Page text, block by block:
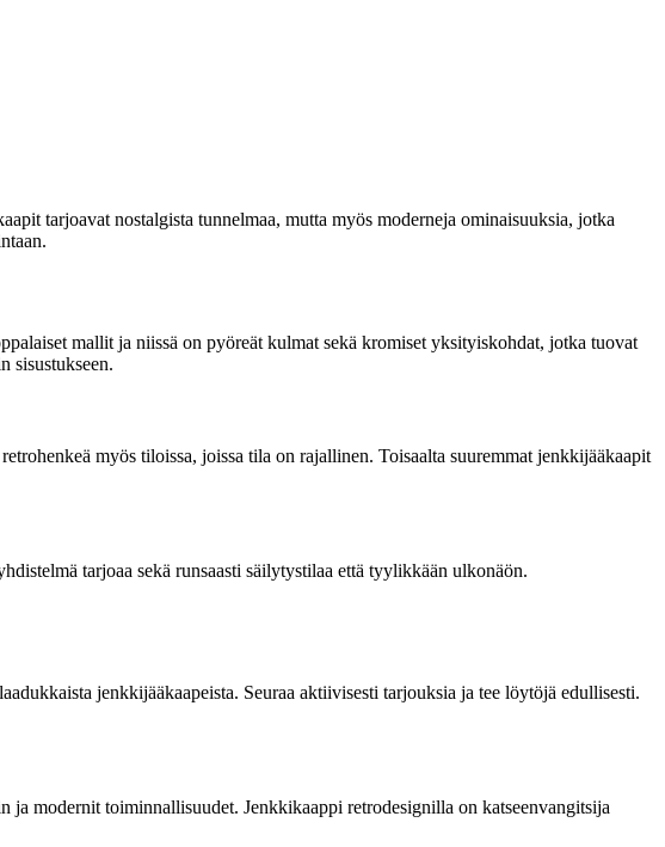
tarjoavat nostalgista tunnelmaa, mutta myös moderneja ominaisuuksia, jotka
mallit ja niissä on pyöreät kulmat sekä kromiset yksityiskohdat, jotka tuovat
sisustukseen.
myös tiloissa, joissa tila on rajallinen. Toisaalta suuremmat jenkkijääkaapit
tarjoaa sekä runsaasti säilytystilaa että tyylikkään ulkonäön.
jenkkijääkaapeista. Seuraa aktiivisesti tarjouksia ja tee löytöjä edullisesti.
modernit toiminnallisuudet. Jenkkikaappi retrodesignilla on katseenvangitsija